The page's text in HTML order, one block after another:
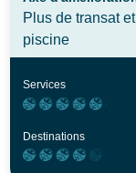
Plus de transat
piscine
Services
Destinations